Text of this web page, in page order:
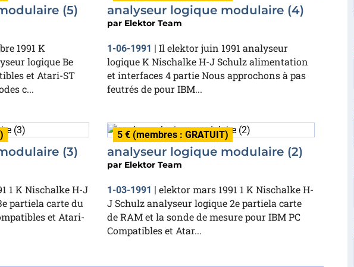
(5)
1991 K
logique Be
et Atari-ST
c...
analyseur logique modulaire (4)
par Elektor Team
1-06-1991
Il elektor juin 1991 analyseur
logique K Nischalke H-J Schulz alimentation
et interfaces 4 partie Nous approchons à pas
feutrés de pour IBM...
(3)
1 K Nischalke H-J
partiela carte du
et Atari-
5 € (membres : GRATUIT)
analyseur logique modulaire (2)
par Elektor Team
1-03-1991 | elektor mars 1991 1 K Nischalke H-
J Schulz analyseur logique 2e partiela carte
de RAM et la sonde de mesure pour IBM PC
Compatibles et Atar...